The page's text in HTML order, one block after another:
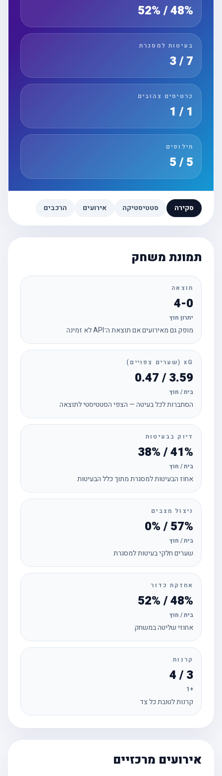
48% / 52%
בעיטות למסגרת
כרטיסים צהובים
חילופים
סקירה סטטיסטיקה אירועים הרכבים
תמונת משחק
תוצאה
4-0
יתרון חוץ
מופק גם מאירועים אם תוצאת ה־API לא זמינה
xG (שערים צפויים)
3.59 / 0.47
בית / חוץ
הסתברות לכל בעיטה — הצפי הסטטיסטי לתוצאה
דיוק בבעיטות
41% / 38%
בית / חוץ
אחוז הבעיטות למסגרת מתוך כלל הבעיטות
ניצול מצבים
57% / 0%
בית / חוץ
שערים חלקי בעיטות למסגרת
אחזקת כדור
48% / 52%
בית / חוץ
אחוזי שליטה במשחק
קרנות
3 / 4
קרנות לטובת כל צד
אירועים מרכזיים